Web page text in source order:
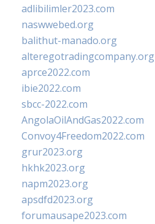
adlibilimler2023.com
naswwebed.org
balithut-manado.org
alteregotradingcompany.org
aprce2022.com
ibie2022.com
sbcc-2022.com
AngolaOilAndGas2022.com
Convoy4Freedom2022.com
grur2023.org
hkhk2023.org
napm2023.org
apsdfd2023.org
forumausape2023.com